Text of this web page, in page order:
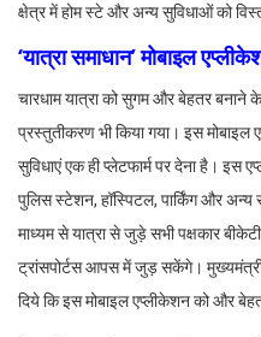
क्षेत्र में होम स्टे और अन्य सुविधाओं को
‘यात्रा समाधान’ मोबाइल
चारधाम यात्रा को सुगम और बेहतर बनाने के
प्रस्तुतीकरण भी किया गया। इस मोबाइल
सुविधाएं एक ही प्लेटफार्म पर देना है। इस
पुलिस स्टेशन, हॉस्पिटल, पार्किंग और अन्य
माध्यम से यात्रा से जुड़े सभी पक्षकार
ट्रांसपोर्टस आपस में जुड़ सकेंगे। मुख्यमंत्री
दिये कि इस मोबाइल एप्लीकेशन को और